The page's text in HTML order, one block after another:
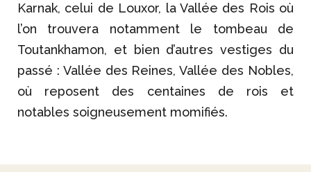
Karnak, celui de Louxor, la Vallée des Rois où
l’on trouvera notamment le tombeau de
Toutankhamon, et bien d’autres vestiges du
passé : Vallée des Reines, Vallée des Nobles,
où reposent des centaines de rois et
notables soigneusement momifiés.